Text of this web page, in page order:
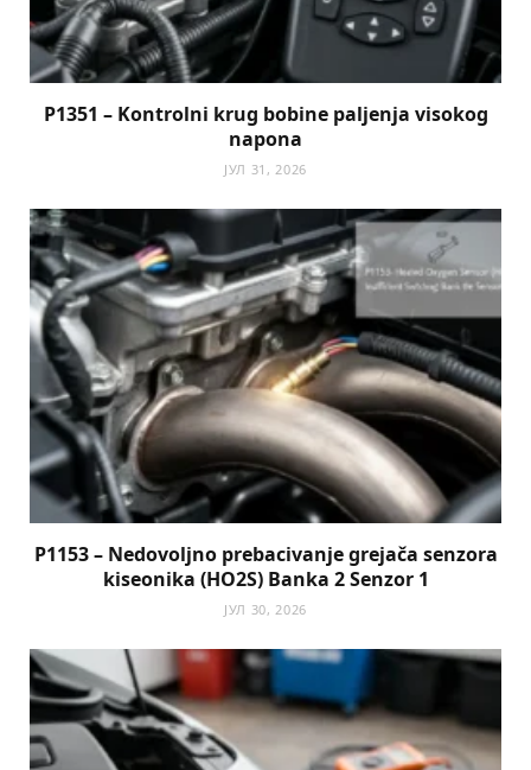
P1351 – Kontrolni krug bobine paljenja visokog
napona
ЈУЛ 31, 2026
P1153 – Nedovoljno prebacivanje grejača senzora
kiseonika (HO2S) Banka 2 Senzor 1
ЈУЛ 30, 2026